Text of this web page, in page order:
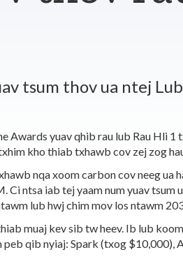
tsum thov ua ntej
Awards yuav qhib rau lub Rau Hli
kho thiab txhawb cov zej zog
nqa xoom carbon cov neeg
ntsa iab tej yaam num yuav
lub hwj chim mov los ntawm
muaj kev sib tw heev. Ib lub
peb qib nyiaj: Spark (txog